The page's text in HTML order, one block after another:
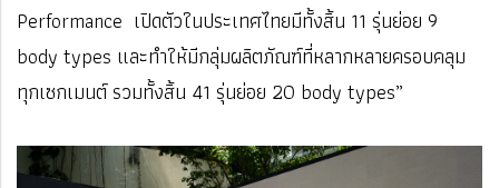
Performance เปิดตัวในประเทศไทยมีทั้งสิ้น 11 รุ่นย่อย 9
body types และทำให้มีกลุ่มผลิตภัณฑ์ที่หลากหลายครอบคลุม
ทุกเซกเมนต์ รวมทั้งสิ้น 41 รุ่นย่อย 20 body types”